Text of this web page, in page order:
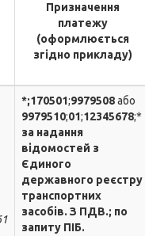
Призначення
платежу
(оформлюється
згідно прикладу)
*;170501;9979508або
9979510;01;12345678;*
за надання
відомостей з
Єдиного
державного реєстру
транспортних
засобів. З ПДВ.; по
запиту ПІБ.